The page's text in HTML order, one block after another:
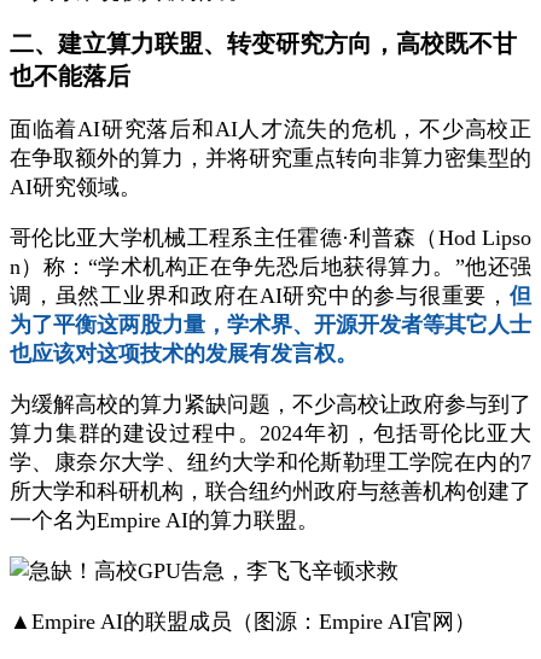
二、建立算力联盟、转变研究方向，高校既不甘
也不能落后
面临着AI研究落后和AI人才流失的危机，不少高校正
在争取额外的算力，并将研究重点转向非算力密集型的
AI研究领域。
哥伦比亚大学机械工程系主任霍德·利普森（Hod Lipso
n）称：“学术机构正在争先恐后地获得算力。”他还强
调，虽然工业界和政府在AI研究中的参与很重要， 但
为了平衡这两股力量，学术界、开源开发者等其它人士
也应该对这项技术的发展有发言权。
为缓解高校的算力紧缺问题，不少高校让政府参与到了
算力集群的建设过程中。2024年初，包括哥伦比亚大
学、康奈尔大学、纽约大学和伦斯勒理工学院在内的7
所大学和科研机构，联合纽约州政府与慈善机构创建了
一个名为Empire AI的算力联盟。
▲Empire AI的联盟成员（图源：Empire AI官网）